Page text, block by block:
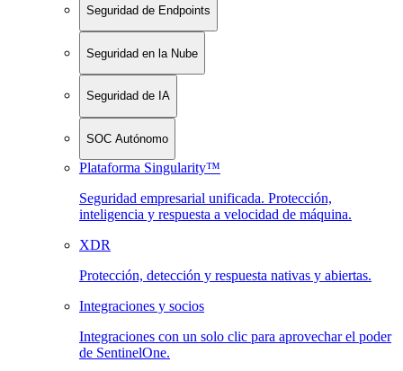
Seguridad de Endpoints
Seguridad en la Nube
Seguridad de IA
SOC Autónomo
Plataforma Singularity™
Seguridad empresarial unificada. Protección,
inteligencia y respuesta a velocidad de máquina.
XDR
Protección, detección y respuesta nativas y abiertas.
Integraciones y socios
Integraciones con un solo clic para aprovechar el poder
de SentinelOne.